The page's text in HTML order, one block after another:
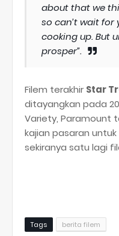
about that we
so can’t wait for
cooking up. But
prosper”.
Filem terakhir Star
ditayangkan pada
Variety, Paramount
kajian pasaran
sekiranya satu lagi
Tags berita filem